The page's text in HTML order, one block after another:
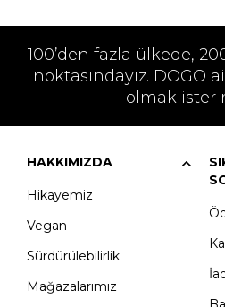
100’den fazla ülkede,
noktasındayız. DOGO
olmak ister
HAKKIMIZDA
Hikayemiz
Vegan
Sürdürülebilirlik
Mağazalarımız